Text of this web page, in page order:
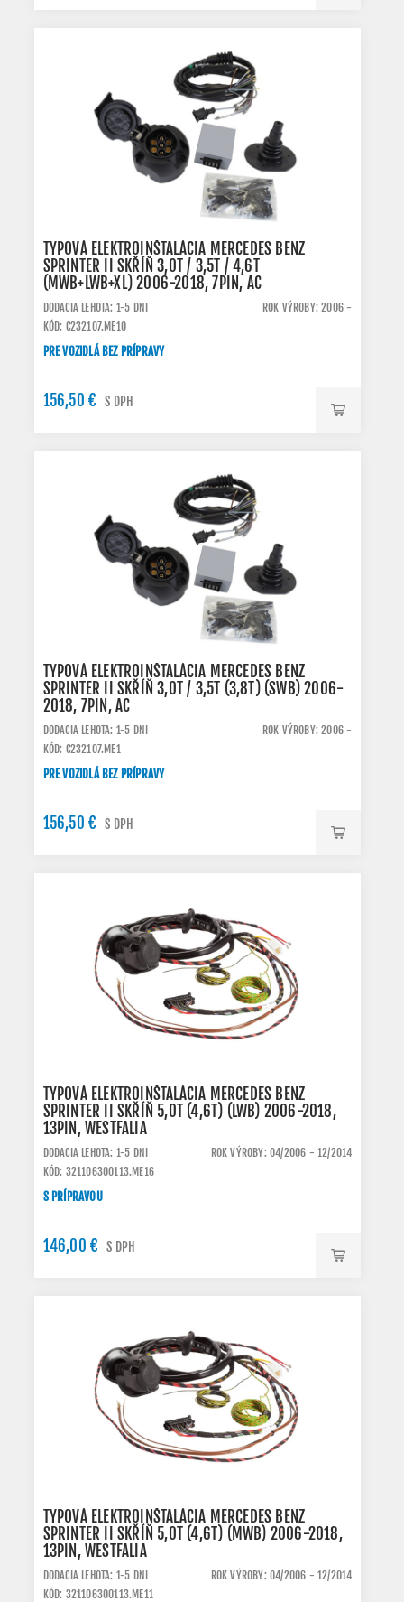
TYPOVÁ ELEKTROINŠTALÁCIA MERCEDES BENZ
SPRINTER II SKŘÍŇ 3,0T / 3,5T / 4,6T
(MWB+LWB+XL) 2006-2018, 7PIN, AC
DODACIA LEHOTA: 1-5 DNI
ROK VÝROBY: 2006 -
KÓD: C232107.ME10
PRE VOZIDLÁ BEZ PRÍPRAVY
156,50 € S DPH
TYPOVÁ ELEKTROINŠTALÁCIA MERCEDES BENZ
SPRINTER II SKŘÍŇ 3,0T / 3,5T (3,8T) (SWB) 2006-
2018, 7PIN, AC
DODACIA LEHOTA: 1-5 DNI
ROK VÝROBY: 2006 -
KÓD: C232107.ME1
PRE VOZIDLÁ BEZ PRÍPRAVY
156,50 € S DPH
TYPOVÁ ELEKTROINŠTALÁCIA MERCEDES BENZ
SPRINTER II SKŘÍŇ 5,0T (4,6T) (LWB) 2006-2018,
13PIN, WESTFALIA
DODACIA LEHOTA: 1-5 DNI
ROK VÝROBY: 04/2006 - 12/2014
KÓD: 321106300113.ME16
S PRÍPRAVOU
146,00 € S DPH
TYPOVÁ ELEKTROINŠTALÁCIA MERCEDES BENZ
SPRINTER II SKŘÍŇ 5,0T (4,6T) (MWB) 2006-2018,
13PIN, WESTFALIA
DODACIA LEHOTA: 1-5 DNI
ROK VÝROBY: 04/2006 - 12/2014
KÓD: 321106300113.ME11